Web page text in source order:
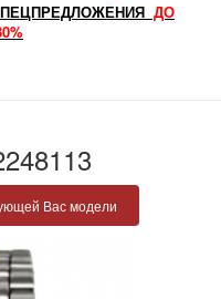
ДО
Вас модели